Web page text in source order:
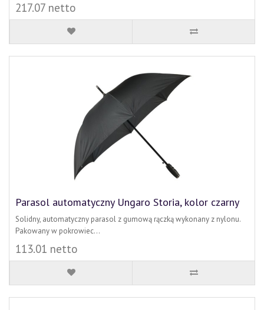
217.07 netto
Parasol automatyczny Ungaro Storia, kolor czarny
Solidny, automatyczny parasol z gumową rączką wykonany z nylonu.
Pakowany w pokrowiec...
113.01 netto